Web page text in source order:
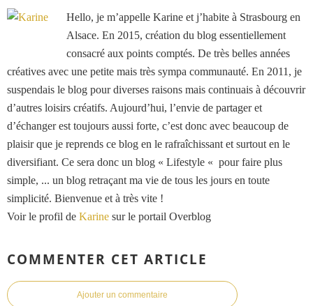
Hello, je m’appelle Karine et j’habite à Strasbourg en
Alsace. En 2015, création du blog essentiellement
consacré aux points comptés. De très belles années
créatives avec une petite mais très sympa communauté. En 2011, je
suspendais le blog pour diverses raisons mais continuais à découvrir
d’autres loisirs créatifs. Aujourd’hui, l’envie de partager et
d’échanger est toujours aussi forte, c’est donc avec beaucoup de
plaisir que je reprends ce blog en le rafraîchissant et surtout en le
diversifiant. Ce sera donc un blog « Lifestyle « pour faire plus
simple, ... un blog retraçant ma vie de tous les jours en toute
simplicité. Bienvenue et à très vite !
Voir le profil de Karine sur le portail Overblog
COMMENTER CET ARTICLE
Ajouter un commentaire